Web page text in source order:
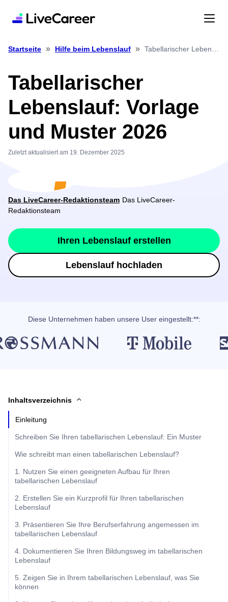
Startseite » Hilfe beim Lebenslauf »
Tabellarischer
Lebenslauf: Vorlage
und Muster 2026
Zuletzt aktualisiert am 19. Dezember 2025
Das LiveCareer-Redaktionsteam Das LiveCareer-
Redaktionsteam
Ihren Lebenslauf erstellen
Lebenslauf hochladen
Diese Unternehmen haben unsere User eingestellt:**:
Inhaltsverzeichnis
Einleitung
Schreiben Sie Ihren tabellarischen Lebenslauf: Ein Muster
Wie schreibt man einen tabellarischen Lebenslauf?
1. Nutzen Sie einen geeigneten Aufbau für Ihren
tabellarischen Lebenslauf
2. Erstellen Sie ein Kurzprofil für Ihren tabellarischen
Lebenslauf
3. Präsentieren Sie Ihre Berufserfahrung angemessen im
tabellarischen Lebenslauf
4. Dokumentieren Sie Ihren Bildungsweg im tabellarischen
Lebenslauf
5. Zeigen Sie in Ihrem tabellarischen Lebenslauf, was Sie
können